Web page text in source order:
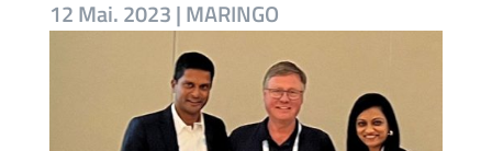
12 Mai. 2023|MARINGO